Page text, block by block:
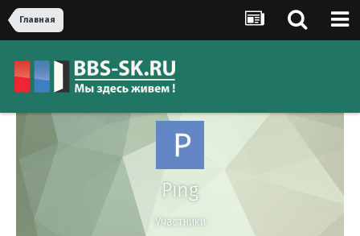
Главная
Ping
Участники